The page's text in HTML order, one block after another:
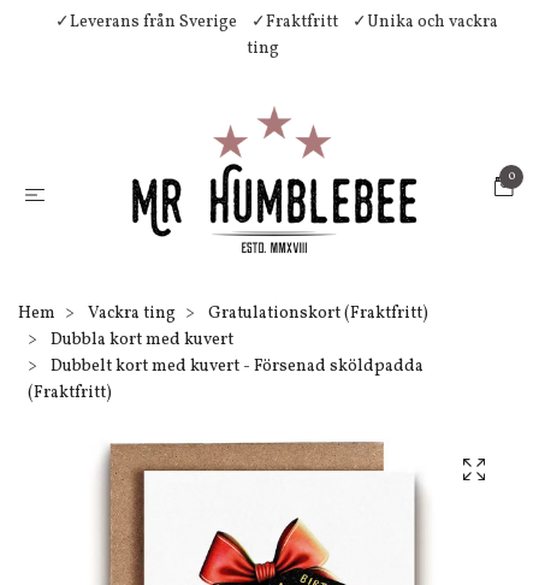
✓Leverans från Sverige ✓Fraktfritt
✓Unika och vackra
ting
0
Hem Vackra ting
Gratulationskort (Fraktfritt)
Dubbla kort med kuvert
Dubbelt kort med kuvert - Försenad sköldpadda
(Fraktfritt)